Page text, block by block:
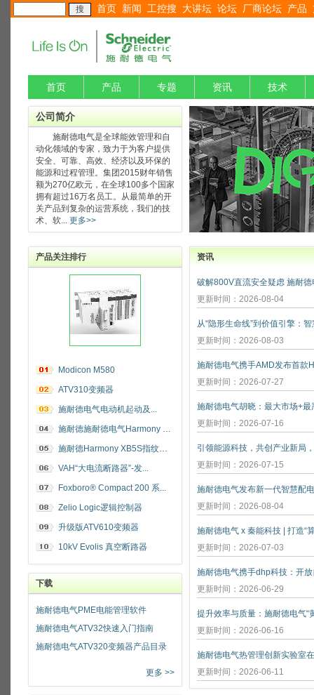
首页 新闻 工控搜 大讲坛 论坛 厂商论坛 产品
首页 产品 专题 资讯 技术
公司简介
施耐德电气是全球能效管理和自
动化领域的专家，致力于为客户提供
安全、可靠、高效、经济以及环保的
能源和过程管理。集团2015财年销售
额为270亿欧元，在全球100多个国家
拥有超过16万名员工。从最简单的开
关产品到复杂的运营系统，我们的技
术、软... 更多>>
产品关注排行
Modicon M580
ATV310变频器
施耐德电气电动机起动及...
施耐德施耐德电气Harmony 指纹开关
施耐德Harmony XB5S指纹识别开关
VAH“大电流断路器”-发...
Foxboro® Compact 200 系...
Zelio Logic逻辑控制器
升级版ATV610变频器
10kV Evolis 真空断路器
下载
施耐德电气PME电能管理软件
施耐德电气ATV32快速入门指南
施耐德电气ATV320变频器产品目录
更多 >>
资讯
更新时间：2026-08-04
更新时间：2026-08-03
施耐德电气携手AMD发布首款
更新时间：2026-07-27
更新时间：2026-07-16
更新时间：2026-07-15
施耐德电气发布新一代智慧配
更新时间：2026-08-04
施耐德电气 x 秦能科技 | 打造“
更新时间：2026-07-03
更新时间：2026-06-29
更新时间：2026-06-16
更新时间：2026-06-11